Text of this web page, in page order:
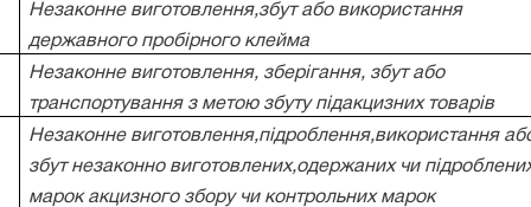
Незаконне виготовлення,збут або використання
державного пробірного клейма
Незаконне виготовлення, зберігання, збут або
транспортування з метою збуту підакцизних товарів
Незаконне виготовлення,підроблення,використання
збут незаконно виготовлених,одержаних чи
марок акцизного збору чи контрольних марок